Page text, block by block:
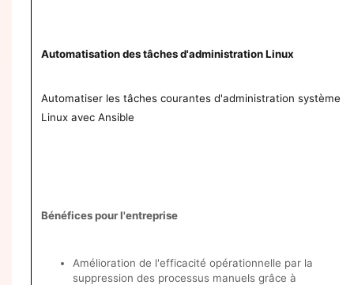
Automatisation des tâches d'administration Linux
Automatiser les tâches courantes d'administration système
Linux avec Ansible
Bénéfices pour l'entreprise
Amélioration de l'efficacité opérationnelle par la
suppression des processus manuels grâce à